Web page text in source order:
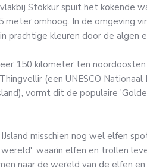
Stokkur spuit het kokende
omhoog. In de omgeving
prachtige kleuren door de algen
150 kilometer ten noordoosten
(een UNESCO Nationaal
vormt dit de populaire
misschien nog wel elfen
waarin elfen en trollen
naar de wereld van de elfen